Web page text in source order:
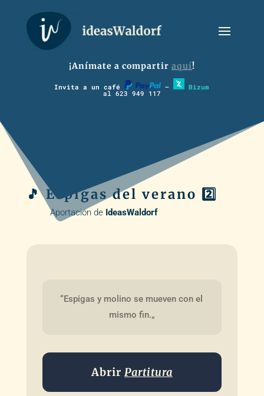
¡Anímate a compartir aquí!
Invita a un café – Bizum
al 623 949 117
🎵 Espigas del verano 2️⃣
Aportación de IdeasWaldorf
“Espigas y molino se mueven con el
mismo fin.„
Abrir Partitura